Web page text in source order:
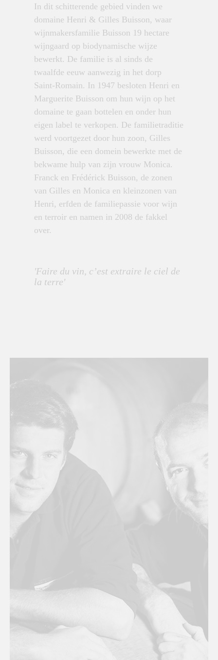
In dit schitterende gebied vinden we
domaine Henri & Gilles Buisson, waar
wijnmakersfamilie Buisson 19 hectare
wijngaard op biodynamische wijze
bewerkt. De familie is al sinds de
twaalfde eeuw aanwezig in het dorp
Saint-Romain. In 1947 besloten Henri en
Marguerite Buisson om hun wijn op het
domaine te gaan bottelen en onder hun
eigen label te verkopen. De familietraditie
werd voortgezet door hun zoon, Gilles
Buisson, die een domein bewerkte met de
bekwame hulp van zijn vrouw Monica.
Franck en Frédérick Buisson, de zonen
van Gilles en Monica en kleinzonen van
Henri, erfden de familiepassie voor wijn
en terroir en namen in 2008 de fakkel
over.
'Faire du vin, c’est extraire le ciel de
la terre'